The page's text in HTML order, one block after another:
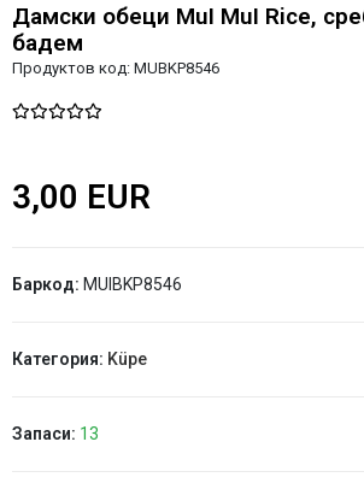
Дамски обеци MuI MuI Rice,
бадем
Продуктов код: MUBKP8546
3,00 EUR
Баркод: MUIBKP8546
Категория: Küpe
Запаси: 13